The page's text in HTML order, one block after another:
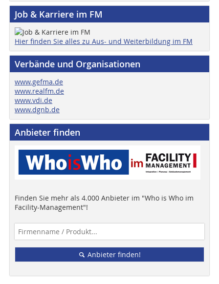
Job & Karriere im FM
Hier finden Sie alles zu Aus- und Weiterbildung im FM
Verbände und Organisationen
www.gefma.de
www.realfm.de
www.vdi.de
www.dgnb.de
Anbieter finden
Finden Sie mehr als 4.000 Anbieter im "Who is Who im
Facility-Management"!
Anbieter finden!